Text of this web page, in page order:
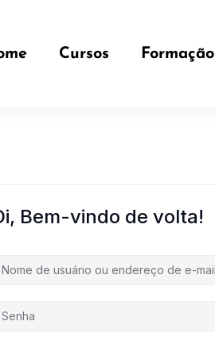
Cursos Formação
Bem-vindo de volta!